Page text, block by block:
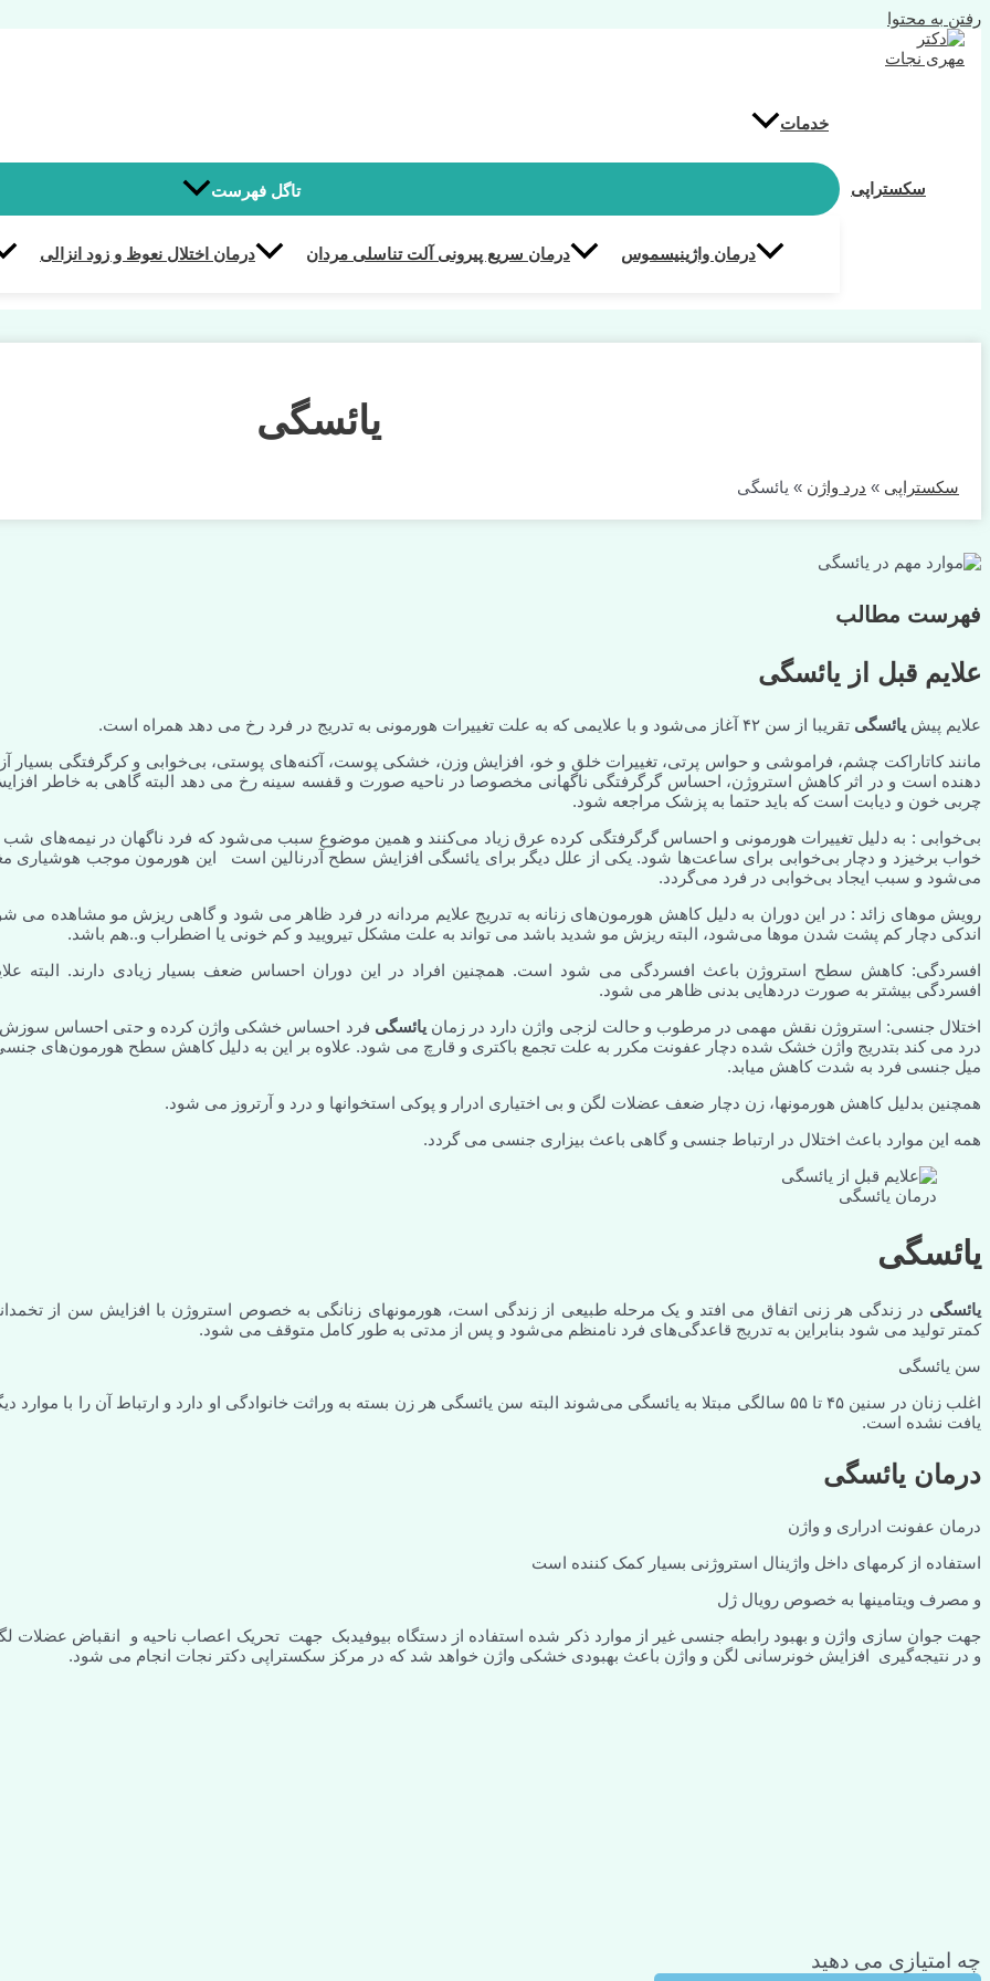
رفتن به محتوا
سکستراپی
خدمات
تاگل فهرست
درمان واژینیسموس درمان سریع پیرونی آلت تناسلی مردان درمان اختلال نعوظ و زود انزالی
یائسگی
سکستراپی » درد واژن » یائسگی
فهرست مطالب
علایم قبل از یائسگی
علایم پیش یائسگی تقریبا از سن ۴۲ آغاز می‌شود و با علایمی که به علت تغییرات هورمونی به تدریج در فرد رخ می دهد همراه است.
مانند کاتاراکت چشم، فراموشی و حواس پرتی، تغییرات خلق و خو، افزایش وزن، خشکی پوست، آکنه‌های پوستی، بی‌خوابی و کرگرفتگی بسیار
دهنده است و در اثر کاهش استروژن، احساس گرگرفتگی ناگهانی مخصوصا در ناحیه صورت و قفسه سینه رخ می دهد البته گاهی به خاطر
چربی خون و دیابت است که باید حتما به پزشک مراجعه شود.
بی‌خوابی : به دلیل تغییرات هورمونی و احساس گرگرفتگی کرده عرق زیاد می‌کنند و همین موضوع سبب می‌شود که فرد ناگهان در نیمه‌های شب
خواب برخیزد و دچار بی‌خوابی برای ساعت‌ها شود. یکی از علل دیگر برای یائسگی افزایش سطح آدرنالین است این هورمون موجب هوشیاری
می‌شود و سبب ایجاد بی‌خوابی در فرد می‌گردد.
رویش موهای زائد : در این دوران به دلیل کاهش هورمون‌های زنانه به تدریج علایم مردانه در فرد ظاهر می شود و گاهی ریزش مو مشاهده می
اندکی دچار کم ‌پشت شدن موها می‌شود، البته ریزش مو شدید باشد می تواند به علت مشکل تیرویید و کم خونی یا اضطراب و..هم باشد.
افسردگی: کاهش سطح استروژن باعث افسردگی می شود است. همچنین افراد در این دوران احساس ضعف بسیار زیادی دارند. البته
افسردگی بیشتر به صورت دردهایی بدنی ظاهر می شود.
اختلال جنسی: استروژن نقش مهمی در مرطوب و حالت لزجی واژن دارد در زمانیائسگی فرد احساس خشکی واژن کرده و حتی احساس
درد می کند بتدریج واژن خشک شده دچار عفونت مکرر به علت تجمع باکتری و قارچ می شود. علاوه بر این به دلیل کاهش سطح هورمون‌های
میل جنسی فرد به شدت کاهش میابد.
همچنین بدلیل کاهش هورمونها، زن دچار ضعف عضلات لگن و بی اختیاری ادرار و پوکی استخوانها و درد و آرتروز می شود.
همه این موارد باعث اختلال در ارتباط جنسی و گاهی باعث بیزاری جنسی می گردد.
درمان یائسگی
یائسگی
یائسگی در زندگی هر زنی اتفاق می افتد و یک مرحله طبیعی از زندگی است، هورمونهای زنانگی به خصوص استروژن با افزایش سن از
کمتر تولید می شود بنابراین به تدریج قاعدگی‌های فرد نامنظم می‌شود و پس از مدتی به طور کامل متوقف می شود.
سن یائسگی
اغلب زنان در سنین ۴۵ تا ۵۵ سالگی مبتلا به یائسگی می‌شوند البته سن یائسگی هر زن بسته به وراثت خانوادگی او دارد و ارتباط آن را با موارد
یافت نشده است.
درمان یائسگی
درمان عفونت ادراری و واژن
استفاده از کرمهای داخل واژینال استروژنی بسیار کمک کننده است
و مصرف ویتامینها به خصوص رویال ژل
جهت جوان سازی واژن و بهبود رابطه جنسی غیر از موارد ذکر شده استفاده از دستگاه بیوفیدبک جهت تحریک اعصاب ناحیه و انقباض عضلات
و در نتیجه‌گیری افزایش خونرسانی لگن و واژن باعث بهبودی خشکی واژن خواهد شد که در مرکز سکستراپی دکتر نجات انجام می شود.
چه امتیازی می دهید